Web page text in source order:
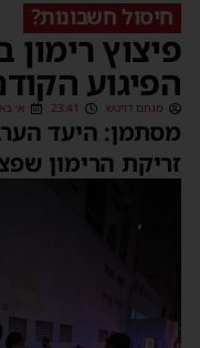
חיסול חשבונות?
פיצוץ
הפיגוע
מנחם דויטש 23:41 א׳
מסתמן: היעד
זריקת הרימון